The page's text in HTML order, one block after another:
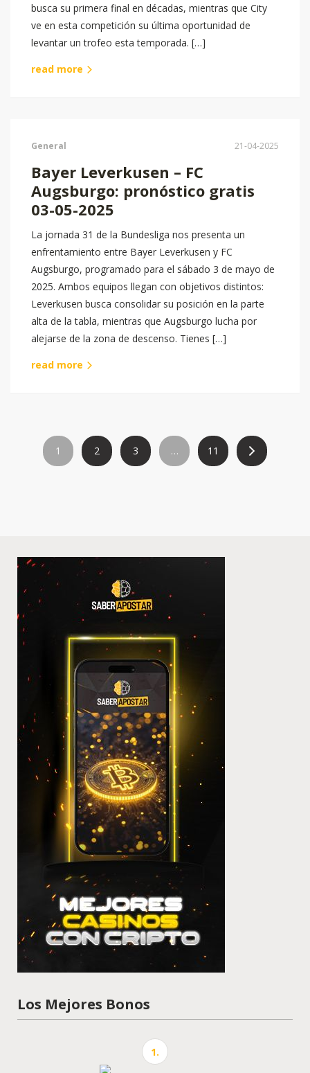
busca su primera final en décadas, mientras que City
ve en esta competición su última oportunidad de
levantar un trofeo esta temporada.​ […]
read more
General 21-04-2025
Bayer Leverkusen – FC
Augsburgo: pronóstico gratis
03-05-2025
La jornada 31 de la Bundesliga nos presenta un
enfrentamiento entre Bayer Leverkusen y FC
Augsburgo, programado para el sábado 3 de mayo de
2025. Ambos equipos llegan con objetivos distintos:
Leverkusen busca consolidar su posición en la parte
alta de la tabla, mientras que Augsburgo lucha por
alejarse de la zona de descenso. Tienes […]
read more
1 2 3 … 11
Los Mejores Bonos
1.